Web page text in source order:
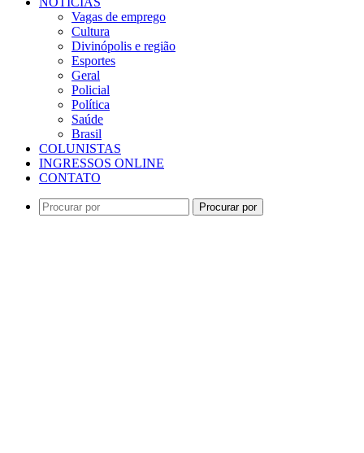
Vagas de emprego
Cultura
Divinópolis e região
Esportes
Geral
Policial
Política
Saúde
Brasil
COLUNISTAS
INGRESSOS ONLINE
CONTATO
Procurar por